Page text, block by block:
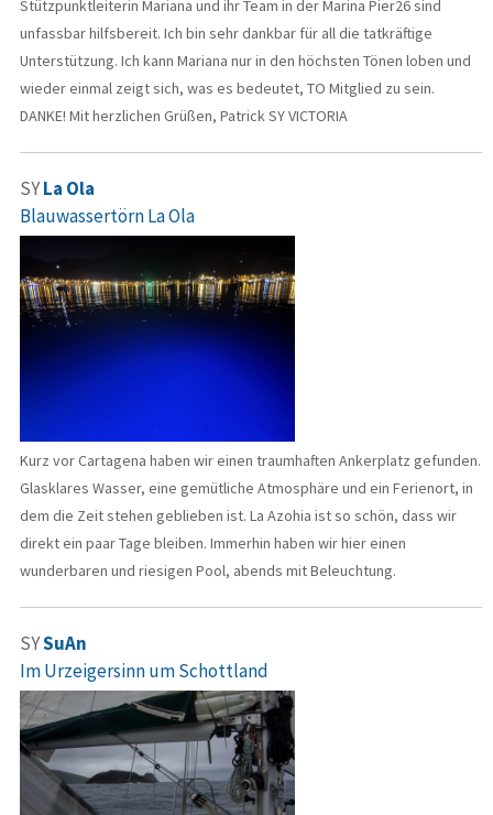
Stützpunktleiterin Mariana und ihr Team in der Marina Pier26 sind
unfassbar hilfsbereit. Ich bin sehr dankbar für all die tatkräftige
Unterstützung. Ich kann Mariana nur in den höchsten Tönen loben und
wieder einmal zeigt sich, was es bedeutet, TO Mitglied zu sein.
DANKE! Mit herzlichen Grüßen, Patrick SY VICTORIA
SYLa Ola
Blauwassertörn La Ola
Kurz vor Cartagena haben wir einen traumhaften Ankerplatz gefunden.
Glasklares Wasser, eine gemütliche Atmosphäre und ein Ferienort, in
dem die Zeit stehen geblieben ist. La Azohia ist so schön, dass wir
direkt ein paar Tage bleiben. Immerhin haben wir hier einen
wunderbaren und riesigen Pool, abends mit Beleuchtung.
SYSuAn
Im Urzeigersinn um Schottland